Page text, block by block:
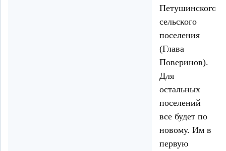
Петушинского
сельского
поселения
(Глава
Поверинов).
Для
остальных
поселений
все будет по
новому. Им в
первую